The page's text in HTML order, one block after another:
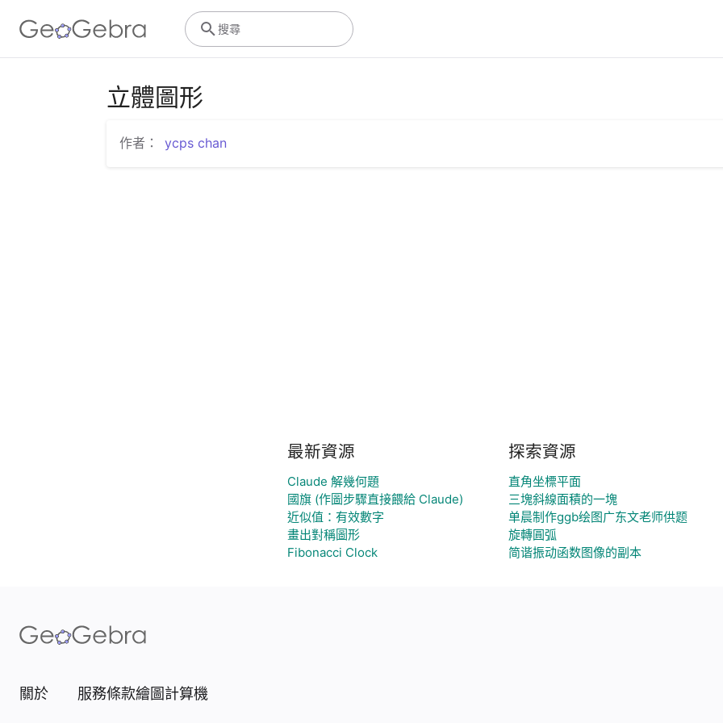
搜尋
立體圖形
作者： ycps chan
最新資源
Claude 解幾何題
國旗 (作圖步驟直接餵給 Claude)
近似值：有效數字
畫出對稱圖形
Fibonacci Clock
探索資源
直角坐標平面
三塊斜線面積的一塊
单晨制作ggb绘图广东文老师供题
旋轉圓弧
简谐振动函数图像的副本
關於 服務條款繪圖計算機